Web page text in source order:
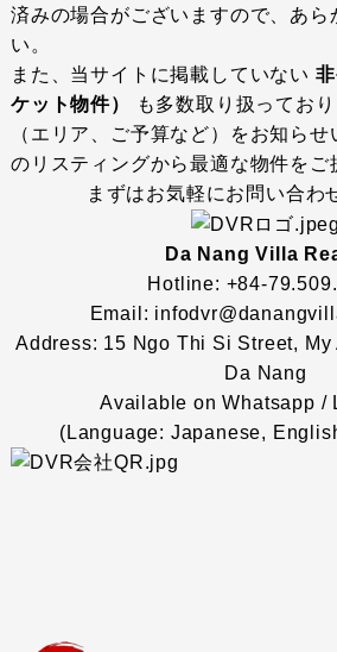
済みの場合がございますので、あら
い。
また、当サイトに掲載していない
ケット物件）
も多数取り扱ってお
（エリア、ご予算など）をお知ら
のリスティングから最適な物件をご
まずはお気軽にお問い合わ
Da Nang Villa
Hotline: +84-
Email:
Address: 15 Ngo Thi Si Street, My
Da Nang
Available on Whatsapp /
(Language: Japanese,